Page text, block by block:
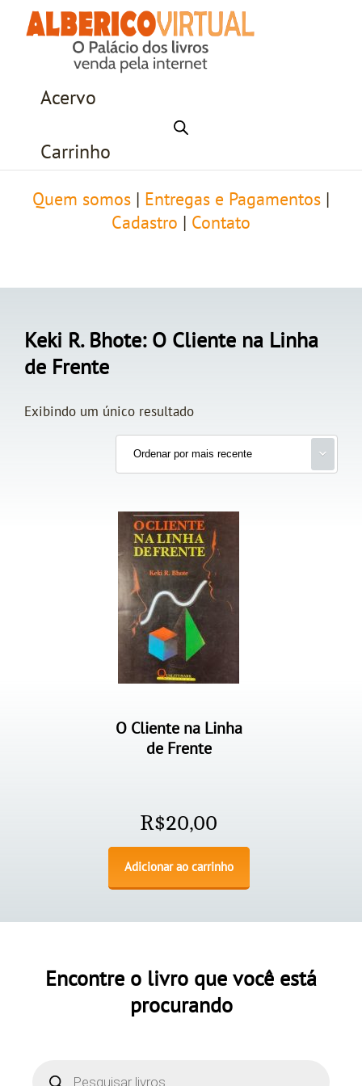
Acervo
Carrinho
Quem somos Entregas e Pagamentos
Cadastro
Contato
Keki R. Bhote: O Cliente na Linha
de Frente
Exibindo um único resultado
O Cliente na Linha
de Frente
R$20,00
Adicionar ao carrinho
Encontre o livro que você está
procurando